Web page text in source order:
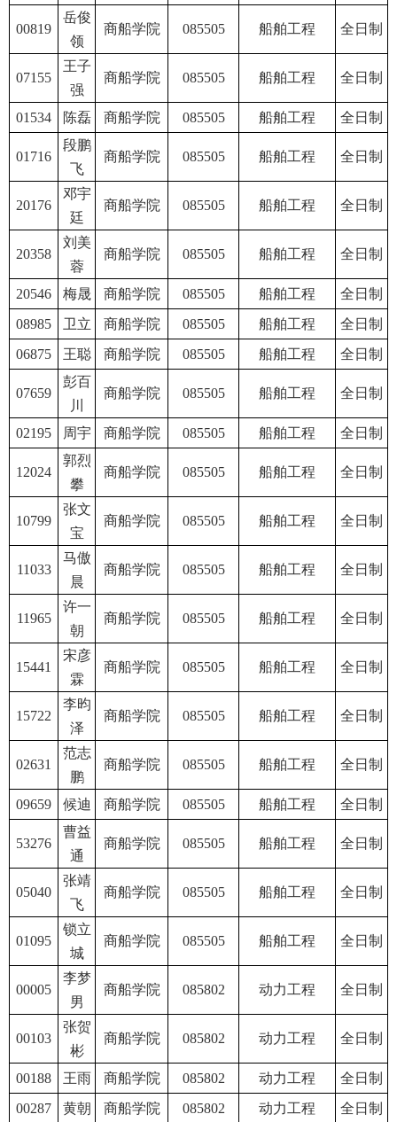
00819
岳俊
领
商船学院 085505 船舶工程 全日制
07155
王子
强
商船学院 085505 船舶工程 全日制
01534 陈磊 商船学院 085505 船舶工程 全日制
01716
段鹏
飞
商船学院 085505 船舶工程 全日制
20176
邓宇
廷
商船学院 085505 船舶工程 全日制
20358
刘美
蓉
商船学院 085505 船舶工程 全日制
20546 梅晟 商船学院 085505 船舶工程
全日制
08985
卫立 商船学院 085505 船舶工程
全日制
06875
王聪 商船学院 085505 船舶工程 全日制
07659
彭百
川
商船学院 085505 船舶工程 全日制
02195 周宇 商船学院 085505 船舶工程 全日制
12024
郭烈
攀
商船学院 085505 船舶工程 全日制
10799
张文
宝
商船学院 085505 船舶工程 全日制
11033
马傲
晨
商船学院 085505 船舶工程 全日制
11965
许一
朝
商船学院 085505 船舶工程 全日制
15441
宋彦
霖
商船学院 085505 船舶工程 全日制
15722
李昀
泽
商船学院 085505 船舶工程 全日制
02631
范志
鹏
商船学院 085505 船舶工程 全日制
09659 候迪 商船学院 085505 船舶工程 全日制
53276
曹益
通
商船学院 085505 船舶工程 全日制
05040
张靖
飞
商船学院 085505 船舶工程 全日制
01095
锁立
城
商船学院 085505 船舶工程 全日制
00005
李梦
男
商船学院 085802 动力工程 全日制
00103
张贺
彬
商船学院 085802 动力工程 全日制
00188 王雨 商船学院 085802 动力工程
全日制
00287
黄朝 商船学院 085802 动力工程 全日制